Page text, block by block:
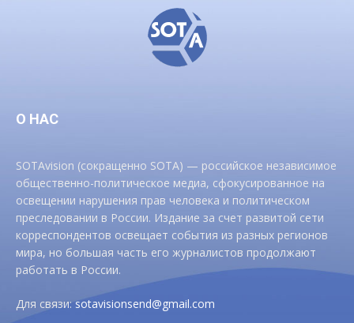
О НАС
SOTAvision (сокращенно SOTA) — российское независимое
общественно-политическое медиа, сфокусированное на
освещении нарушения прав человека и политическом
преследовании в России. Издание за счет развитой сети
корреспондентов освещает события из разных регионов
мира, но большая часть его журналистов продолжают
работать в России.
Для связи:sotavisionsend@gmail.com